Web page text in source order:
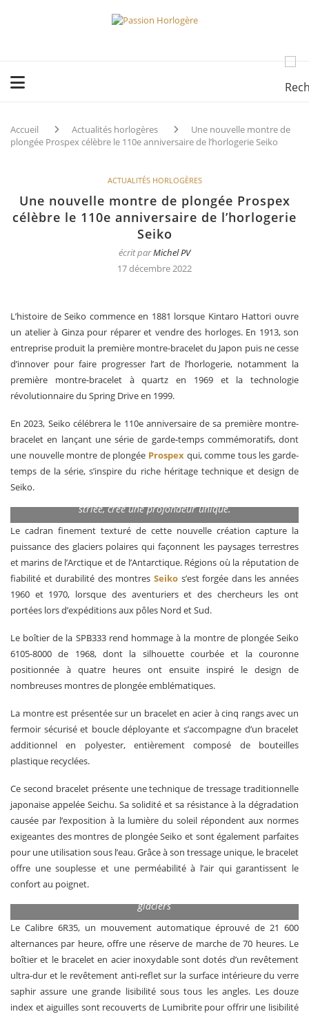
Accueil Actualités horlogères
Une nouvelle montre de
plongée Prospex célèbre le 110e anniversaire de l’horlogerie Seiko
ACTUALITÉS HORLOGÈRES
Une nouvelle montre de plongée Prospex
célèbre le 110e anniversaire de l’horlogerie
Seiko
écrit parMichel PV
17 décembre 2022
L’histoire de Seiko commence en 1881 lorsque Kintaro Hattori ouvre
un atelier à Ginza pour réparer et vendre des horloges. En 1913, son
entreprise produit la première montre-bracelet du Japon puis ne cesse
d’innover pour faire progresser l’art de l’horlogerie, notamment la
première montre-bracelet à quartz en 1969 et la technologie
révolutionnaire du Spring Drive en 1999.
En 2023, Seiko célébrera le 110e anniversaire de sa première montre-
bracelet en lançant une série de garde-temps commémoratifs, dont
une nouvelle montre de plongée Prospex qui, comme tous les garde-
temps de la série, s’inspire du riche héritage technique et design de
Seiko.
La couleur blanche argentée du cadran, combinée à sa délicate
striée, crée une profondeur unique.
Le cadran finement texturé de cette nouvelle création capture la
puissance des glaciers polaires qui façonnent les paysages terrestres
et marins de l’Arctique et de l’Antarctique. Régions où la réputation de
fiabilité et durabilité des montres Seiko s’est forgée dans les années
1960 et 1970, lorsque des aventuriers et des chercheurs les ont
portées lors d’expéditions aux pôles Nord et Sud.
Le boîtier de la SPB333 rend hommage à la montre de plongée Seiko
6105-8000 de 1968, dont la silhouette courbée et la couronne
positionnée à quatre heures ont ensuite inspiré le design de
nombreuses montres de plongée emblématiques.
La montre est présentée sur un bracelet en acier à cinq rangs avec un
fermoir sécurisé et boucle déployante et s’accompagne d’un bracelet
additionnel en polyester, entièrement composé de bouteilles
plastique recyclées.
Ce second bracelet présente une technique de tressage traditionnelle
japonaise appelée Seichu. Sa solidité et sa résistance à la dégradation
causée par l’exposition à la lumière du soleil répondent aux normes
exigeantes des montres de plongée Seiko et sont également parfaites
pour une utilisation sous l’eau. Grâce à son tressage unique, le bracelet
offre une souplesse et une perméabilité à l’air qui garantissent le
confort au poignet.
La couleur du bracelet supplémentaire capture la beauté des
glaciers
Le Calibre 6R35, un mouvement automatique éprouvé de 21 600
alternances par heure, offre une réserve de marche de 70 heures. Le
boîtier et le bracelet en acier inoxydable sont dotés d’un revêtement
ultra-dur et le revêtement anti-reflet sur la surface intérieure du verre
saphir assure une grande lisibilité sous tous les angles. Les douze
index et aiguilles sont recouverts de Lumibrite pour offrir une lisibilité